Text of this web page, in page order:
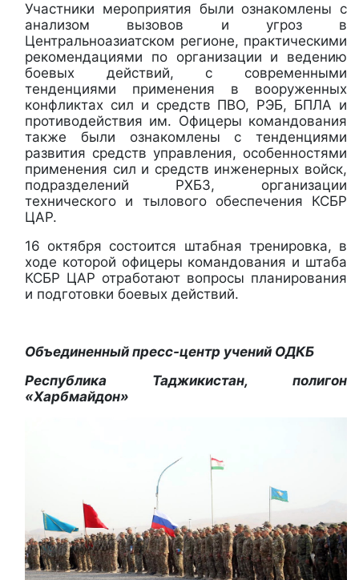
Участники мероприятия были ознакомлены с
анализом вызовов и угроз в
Центральноазиатском регионе, практическими
рекомендациями по организации и ведению
боевых действий, с современными
тенденциями применения в вооруженных
конфликтах сил и средств ПВО, РЭБ, БПЛА и
противодействия им. Офицеры командования
также были ознакомлены с тенденциями
развития средств управления, особенностями
применения сил и средств инженерных войск,
подразделений РХБЗ, организации
технического и тылового обеспечения КСБР
ЦАР.
16 октября состоится штабная тренировка, в
ходе которой офицеры командования и штаба
КСБР ЦАР отработают вопросы планирования
и подготовки боевых действий.
Объединенный пресс-центр учений ОДКБ
Республика Таджикистан, полигон
«Харбмайдон»